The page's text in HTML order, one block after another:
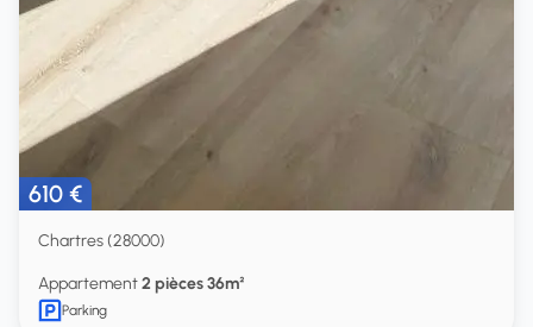
610 €
Chartres (28000)
Appartement2 pièces 36m²
Parking